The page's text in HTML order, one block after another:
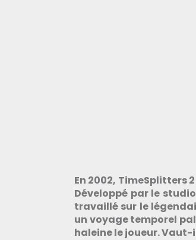
En 2002, TimeSplitters
Développé par le
travaillé sur le
un voyage temporel
haleine le joueur.